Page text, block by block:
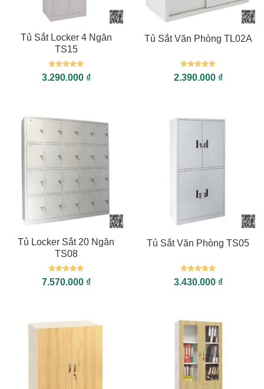
Tủ Sắt Locker 4 Ngăn
TS15
Được xếp
hạng55
3.290.000 ₫
Tủ Sắt Văn Phòng TL02A
Được xếp
hạng55
2.390.000 ₫
Tủ Locker Sắt 20 Ngăn
TS08
Được xếp
hạng55
7.570.000 ₫
Tủ Sắt Văn Phòng TS05
Được xếp
hạng55
3.430.000 ₫